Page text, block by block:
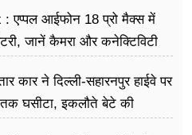
एप्पल आईफोन 18 प्रो मैक्स में
जानें कैमरा और कनेक्टिविटी
कार ने दिल्ली-सहारनपुर हाईवे पर
घसीटा, इकलौते बेटे की